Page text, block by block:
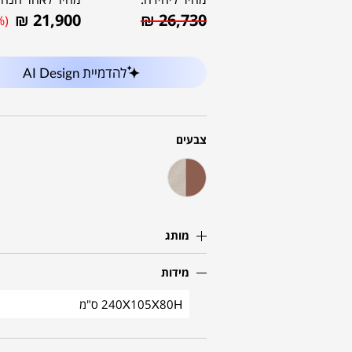
₪26,730
₪ 21,900
להדמיית AI Design
צבעים
מותג
מידות
240X105X80H ס"מ